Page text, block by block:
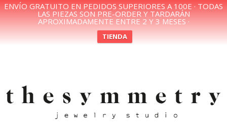
ENVÍO GRATUITO EN PEDIDOS SUPERIORES A 100E · TODAS
LAS PIEZAS SON PRE-ORDER Y TARDARÁN
APROXIMADAMENTE ENTRE 2 Y 3 MESES ·
TIENDA